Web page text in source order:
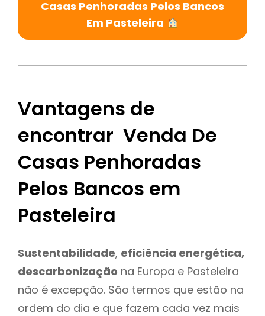
Casas Penhoradas Pelos Bancos
Em Pasteleira
Vantagens de
encontrar Venda De
Casas Penhoradas
Pelos Bancos em
Pasteleira
Sustentabilidade, eficiência energética,
descarbonização na Europa e Pasteleira
não é excepção. São termos que estão na
ordem do dia e que fazem cada vez mais